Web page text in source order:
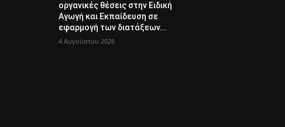
οργανικές θέσεις στην Ειδική
Αγωγή και Εκπαίδευση σε
εφαρμογή των διατάξεων...
4 Αυγούστου 2026